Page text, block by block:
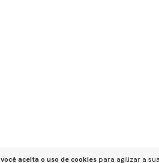
você aceita o uso de cookiespara agilizar a